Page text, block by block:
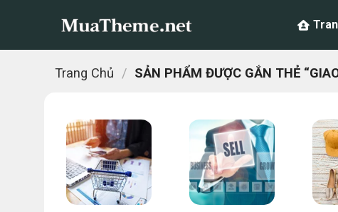
Trang Chủ / SẢN PHẨM ĐƯỢC GẮN THẺ